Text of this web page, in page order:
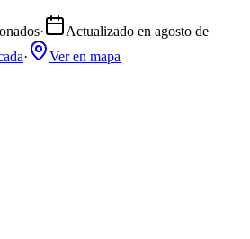
· Actualizado en agosto de
· Ver en mapa